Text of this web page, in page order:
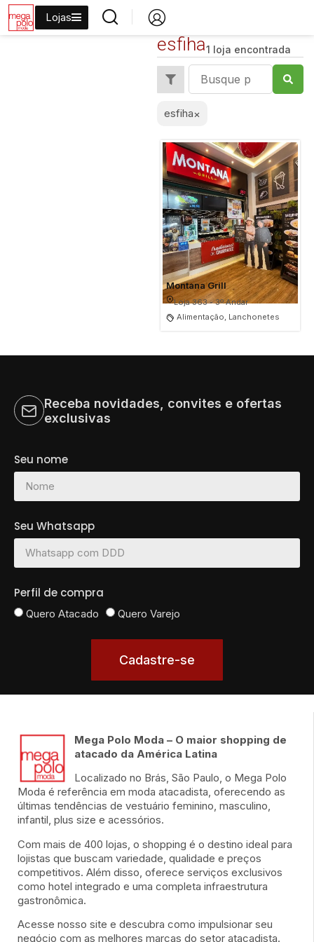
Lojas
esfiha1 loja encontrada
esfiha×
Montana Grill
Loja 363 - 3º Andar
Alimentação, Lanchonetes
Receba novidades, convites e ofertas
exclusivas
Seu nome
Seu Whatsapp
Perfil de compra
Quero Atacado Quero Varejo
Cadastre-se
Mega Polo Moda – O maior shopping de
atacado da América Latina
Localizado no Brás, São Paulo, o Mega Polo
Moda é referência em moda atacadista, oferecendo as
últimas tendências de vestuário feminino, masculino,
infantil, plus size e acessórios.
Com mais de 400 lojas, o shopping é o destino ideal para
lojistas que buscam variedade, qualidade e preços
competitivos. Além disso, oferece serviços exclusivos
como hotel integrado e uma completa infraestrutura
gastronômica.
Acesse nosso site e descubra como impulsionar seu
negócio com as melhores marcas do setor atacadista.